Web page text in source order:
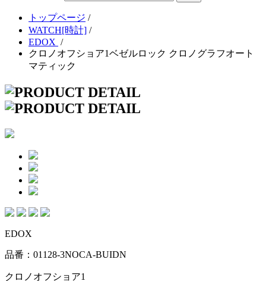
トップページ /
WATCH[時計] /
EDOX /
クロノオフショア1ベゼルロック クロノグラフオート
マティック
EDOX
品番：01128-3NOCA-BUIDN
クロノオフショア1